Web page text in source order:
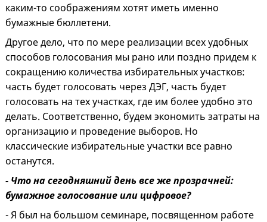
каким-то соображениям хотят иметь именно
бумажные бюллетени.
Другое дело, что по мере реализации всех удобных
способов голосования мы рано или поздно придем к
сокращению количества избирательных участков:
часть будет голосовать через ДЭГ, часть будет
голосовать на тех участках, где им более удобно это
делать. Соответственно, будем экономить затраты на
организацию и проведение выборов. Но
классические избирательные участки все равно
останутся.
- Что на сегодняшний день все же прозрачней:
бумажное голосование или цифровое?
- Я был на большом семинаре, посвященном работе